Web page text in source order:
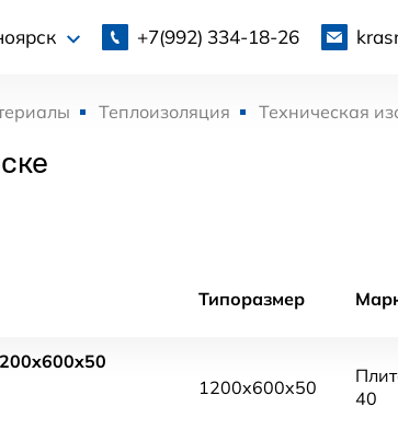
+7(992) 334-18-26
Теплоизоляция Техническая
Типоразмер
1200x600x50
40